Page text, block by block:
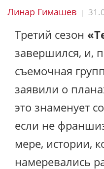
Линар Гимашев |
Третий сезон
завершился, и,
съемочная
заявили о
это знаменует
если не
мере, истории,
намеревались